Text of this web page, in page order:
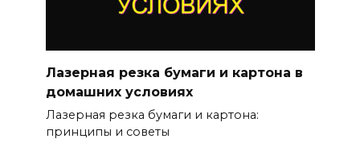
Лазерная резка бумаги и картона в
домашних условиях
Лазерная резка бумаги и картона:
принципы и советы